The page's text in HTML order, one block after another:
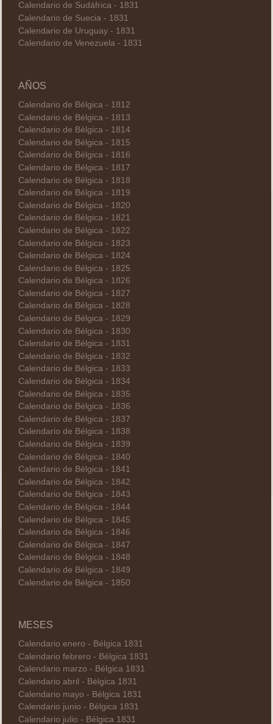
Calendario de Sudáfrica - 1831
Calendario de Suecia - 1831
Calendario de Uruguay - 1831
Calendario de Venezuela - 1831
AÑOS
Calendario de Bélgica - 1812
Calendario de Bélgica - 1813
Calendario de Bélgica - 1814
Calendario de Bélgica - 1815
Calendario de Bélgica - 1816
Calendario de Bélgica - 1817
Calendario de Bélgica - 1818
Calendario de Bélgica - 1819
Calendario de Bélgica - 1820
Calendario de Bélgica - 1821
Calendario de Bélgica - 1822
Calendario de Bélgica - 1823
Calendario de Bélgica - 1824
Calendario de Bélgica - 1825
Calendario de Bélgica - 1826
Calendario de Bélgica - 1827
Calendario de Bélgica - 1828
Calendario de Bélgica - 1829
Calendario de Bélgica - 1830
Calendario de Bélgica - 1831
Calendario de Bélgica - 1832
Calendario de Bélgica - 1833
Calendario de Bélgica - 1834
Calendario de Bélgica - 1835
Calendario de Bélgica - 1836
Calendario de Bélgica - 1837
Calendario de Bélgica - 1838
Calendario de Bélgica - 1839
Calendario de Bélgica - 1840
Calendario de Bélgica - 1841
Calendario de Bélgica - 1842
Calendario de Bélgica - 1843
Calendario de Bélgica - 1844
Calendario de Bélgica - 1845
Calendario de Bélgica - 1846
Calendario de Bélgica - 1847
Calendario de Bélgica - 1848
Calendario de Bélgica - 1849
Calendario de Bélgica - 1850
MESES
Calendario enero - Bélgica 1831
Calendario febrero - Bélgica 1831
Calendario marzo - Bélgica 1831
Calendario abril - Bélgica 1831
Calendario mayo - Bélgica 1831
Calendario junio - Bélgica 1831
Calendario julio - Bélgica 1831